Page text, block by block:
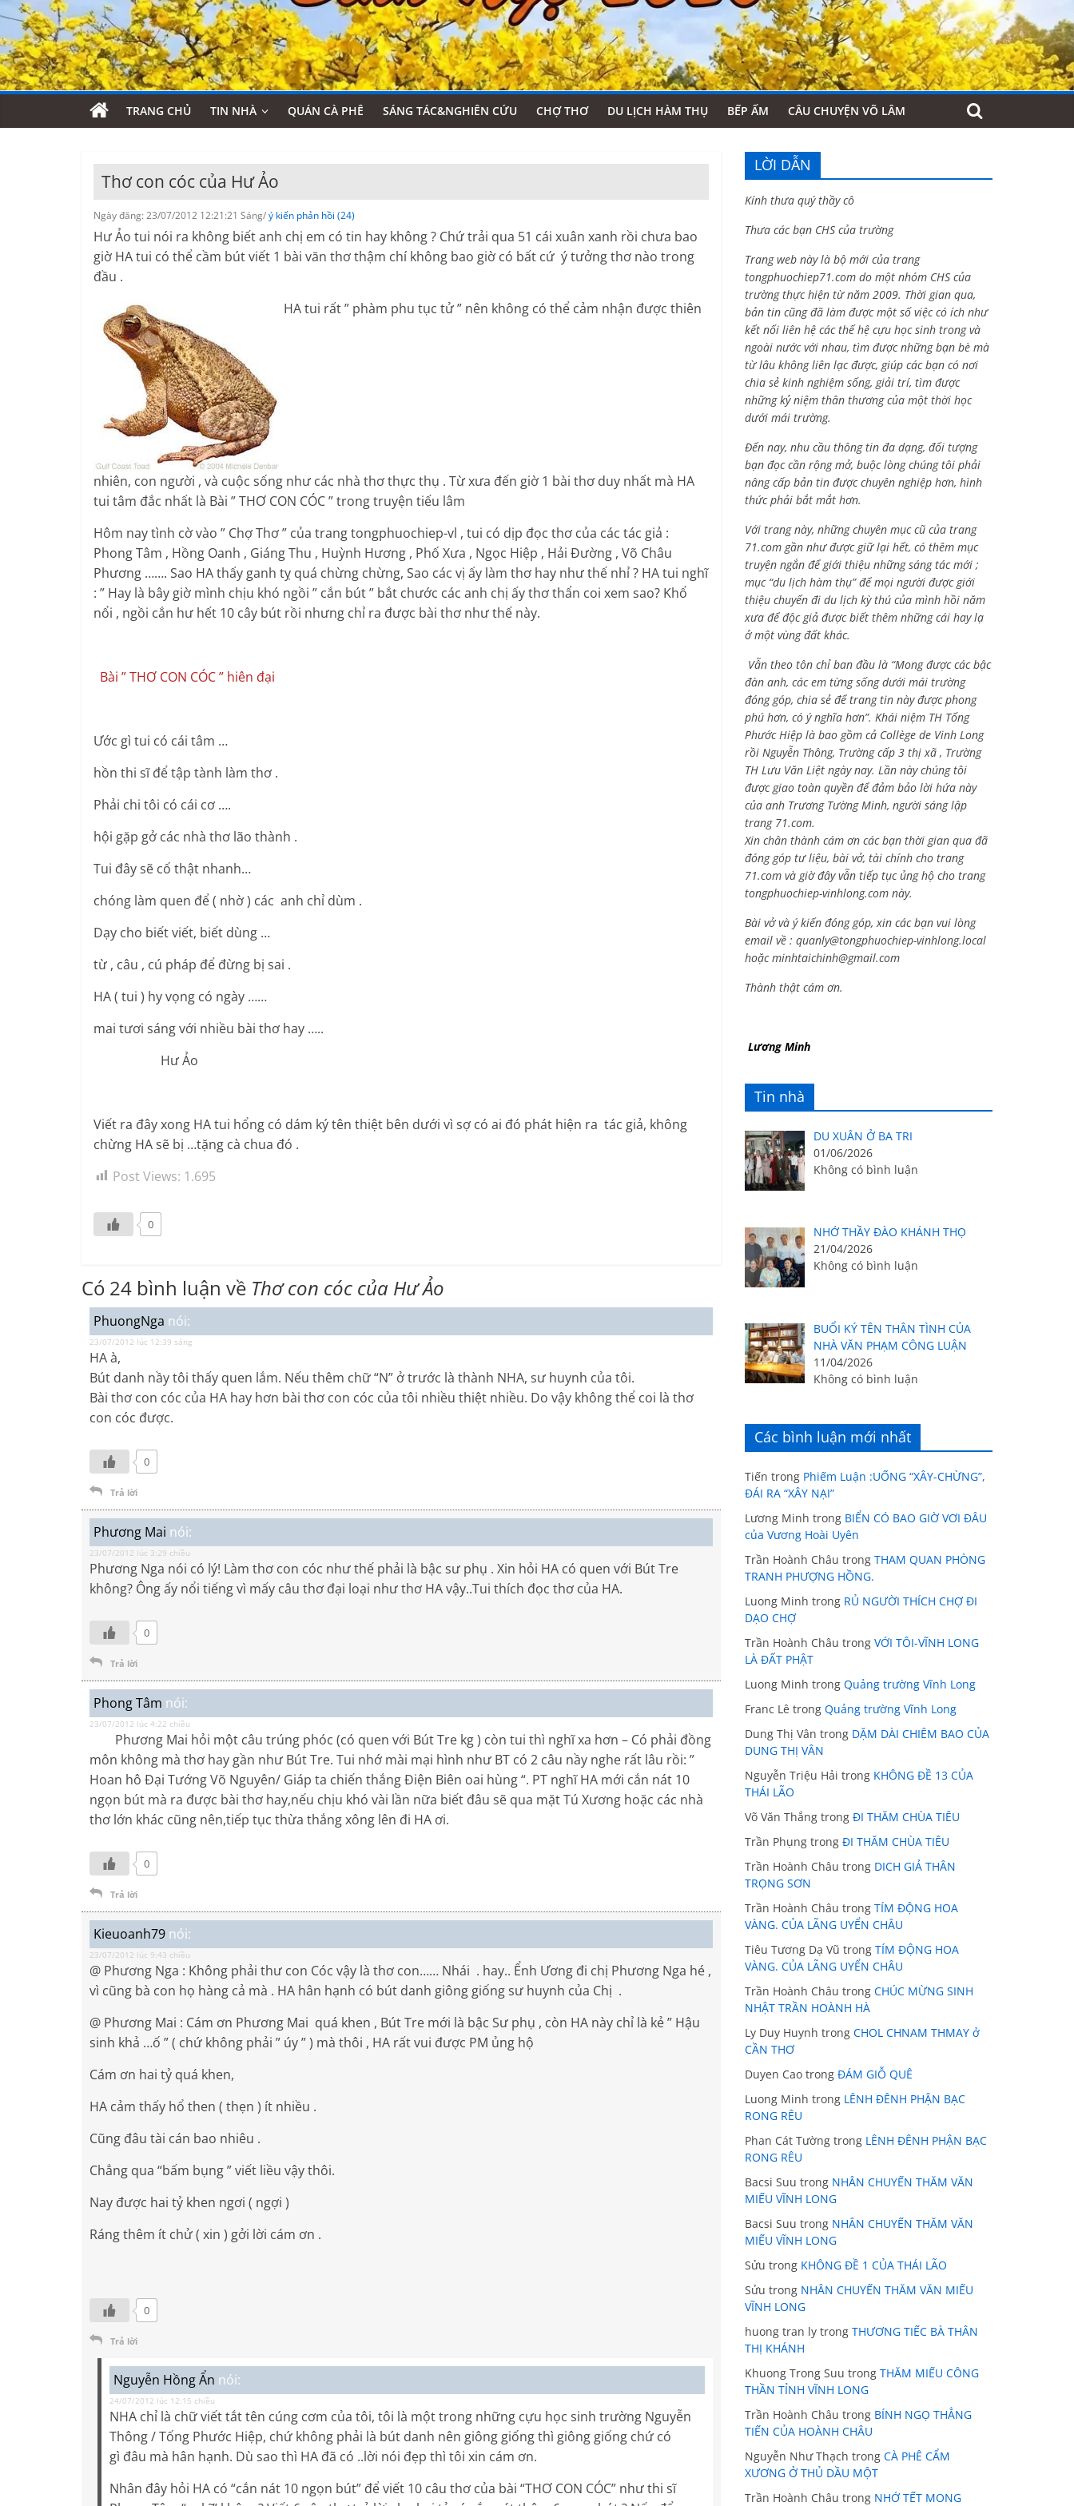
TRANG CHỦ TIN NHÀ QUÁN CÀ PHÊ SÁNG TÁC&NGHIÊN CỨU CHỢ THƠ DU LỊCH HÀM THỤ BẾP ẤM CÂU CHUYỆN VÕ LÂM
Thơ con cóc của Hư Ảo
Ngày đăng: 23/07/2012 12:21:21 Sáng/ý kiến phản hồi (24)
Hư Ảo tui nói ra không biết anh chị em có tin hay không ? Chứ trải qua 51 cái xuân xanh rồi chưa bao
giờ HA tui có thể cầm bút viết 1 bài văn thơ thậm chí không bao giờ có bất cứ ý tưởng thơ nào trong
đầu .
HA tui rất ” phàm phu tục tử ” nên không có thể cảm nhận được thiên
nhiên, con người , và cuộc sống như các nhà thơ thực thụ . Từ xưa đến giờ 1 bài thơ duy nhất mà HA
tui tâm đắc nhất là Bài ” THƠ CON CÓC ” trong truyện tiếu lâm
Hôm nay tình cờ vào ” Chợ Thơ ” của trang tongphuochiep-vl , tui có dịp đọc thơ của các tác giả :
Phong Tâm , Hồng Oanh , Giáng Thu , Huỳnh Hương , Phố Xưa , Ngọc Hiệp , Hải Đường , Võ Châu
Phương ……. Sao HA thấy ganh tỵ quá chừng chừng, Sao các vị ấy làm thơ hay như thế nhỉ ? HA tui nghĩ
: ” Hay là bây giờ mình chịu khó ngồi ” cắn bút ” bắt chước các anh chị ấy thơ thẩn coi xem sao? Khổ
nổi , ngồi cắn hư hết 10 cây bút rồi nhưng chỉ ra được bài thơ như thế này.
Bài ” THƠ CON CÓC ” hiên đại
Ước gì tui có cái tâm …
hồn thi sĩ để tập tành làm thơ .
Phải chi tôi có cái cơ ….
hội gặp gở các nhà thơ lão thành .
Tui đây sẽ cố thật nhanh…
chóng làm quen để ( nhờ ) các anh chỉ dùm .
Dạy cho biết viết, biết dùng …
từ , câu , cú pháp để đừng bị sai .
HA ( tui ) hy vọng có ngày ……
mai tươi sáng với nhiều bài thơ hay …..
Hư Ảo
Viết ra đây xong HA tui hổng có dám ký tên thiệt bên dưới vì sợ có ai đó phát hiện ra tác giả, không
chừng HA sẽ bị …tặng cà chua đó .
Post Views: 1.695
0
Có 24 bình luận về Thơ con cóc của Hư Ảo
PhuongNga nói:
23/07/2012 lúc 12:39 sáng
HA à,
Bút danh nầy tôi thấy quen lắm. Nếu thêm chữ “N” ở trước là thành NHA, sư huynh của tôi.
Bài thơ con cóc của HA hay hơn bài thơ con cóc của tôi nhiều thiệt nhiều. Do vậy không thể coi là thơ
con cóc được.
0
Trả lời
Phương Mai nói:
23/07/2012 lúc 3:29 chiều
Phương Nga nói có lý! Làm thơ con cóc như thế phải là bậc sư phụ . Xin hỏi HA có quen với Bút Tre
không? Ông ấy nổi tiếng vì mấy câu thơ đại loại như thơ HA vậy..Tui thích đọc thơ của HA.
0
Trả lời
Phong Tâm nói:
23/07/2012 lúc 4:22 chiều
Phương Mai hỏi một câu trúng phóc (có quen với Bút Tre kg ) còn tui thì nghĩ xa hơn – Có phải đồng
môn không mà thơ hay gần như Bút Tre. Tui nhớ mài mại hình như BT có 2 câu nầy nghe rất lâu rồi: ”
Hoan hô Đại Tướng Võ Nguyên/ Giáp ta chiến thắng Điện Biên oai hùng “. PT nghĩ HA mới cắn nát 10
ngọn bút mà ra được bài thơ hay,nếu chịu khó vài lần nữa biết đâu sẽ qua mặt Tú Xương hoặc các nhà
thơ lớn khác cũng nên,tiếp tục thừa thắng xông lên đi HA ơi.
0
Trả lời
Kieuoanh79 nói:
23/07/2012 lúc 9:43 chiều
@ Phương Nga : Không phải thư con Cóc vậy là thơ con…… Nhái . hay.. Ểnh Ương đi chị Phương Nga hé ,
vì cũng bà con họ hàng cả mà . HA hân hạnh có bút danh giông giống sư huynh của Chị .
@ Phương Mai : Cám ơn Phương Mai quá khen , Bút Tre mới là bậc Sư phụ , còn HA này chỉ là kẻ ” Hậu
sinh khả …ố ” ( chứ không phải ” úy ” ) mà thôi , HA rất vui được PM ủng hộ
Cám ơn hai tỷ quá khen,
HA cảm thấy hổ then ( thẹn ) ít nhiều .
Cũng đâu tài cán bao nhiêu .
Chẳng qua “bấm bụng ” viết liều vậy thôi.
Nay được hai tỷ khen ngơi ( ngợi )
Ráng thêm ít chử ( xin ) gởi lời cám ơn .
0
Trả lời
Nguyễn Hồng Ẩn nói:
24/07/2012 lúc 12:15 chiều
NHA chỉ là chữ viết tắt tên cúng cơm của tôi, tôi là một trong những cựu học sinh trường Nguyễn
Thông / Tống Phước Hiệp, chứ không phải là bút danh nên giông giống thì giông giống chứ có
gì đâu mà hân hạnh. Dù sao thì HA đã có ..lời nói đẹp thì tôi xin cám ơn.
Nhân đây hỏi HA có “cắn nát 10 ngọn bút” để viết 10 câu thơ của bài “THƠ CON CÓC” như thi sĩ
LỜI DẪN
Kính thưa quý thầy cô
Thưa các bạn CHS của trường
Trang web này là bộ mới của trang
tongphuochiep71.com do một nhóm CHS của
trường thực hiện từ năm 2009. Thời gian qua,
bản tin cũng đã làm được một số việc có ích như
kết nối liên hệ các thế hệ cựu học sinh trong và
ngoài nước với nhau, tìm được những bạn bè mà
từ lâu không liên lạc được, giúp các bạn có nơi
chia sẻ kinh nghiệm sống, giải trí, tìm được
những kỷ niệm thân thương của một thời học
dưới mái trường.
Đến nay, nhu cầu thông tin đa dạng, đối tượng
bạn đọc cần rộng mở, buộc lòng chúng tôi phải
nâng cấp bản tin được chuyên nghiệp hơn, hình
thức phải bắt mắt hơn.
Với trang này, những chuyên mục cũ của trang
71.com gần như được giữ lại hết, có thêm mục
truyện ngắn để giới thiệu những sáng tác mới ;
mục “du lịch hàm thụ” để mọi người được giới
thiệu chuyến đi du lịch kỳ thú của mình hồi năm
xưa để độc giả được biết thêm những cái hay lạ
ở một vùng đất khác.
Vẫn theo tôn chỉ ban đầu là “Mong được các bậc
đàn anh, các em từng sống dưới mái trường
đóng góp, chia sẻ để trang tin này được phong
phú hơn, có ý nghĩa hơn”. Khái niệm TH Tống
Phước Hiệp là bao gồm cả Collège de Vinh Long
rồi Nguyễn Thông, Trường cấp 3 thị xã , Trường
TH Lưu Văn Liệt ngày nay. Lần này chúng tôi
được giao toàn quyền để đảm bảo lời hứa này
của anh Trương Tường Minh, người sáng lập
trang 71.com.
Xin chân thành cám ơn các bạn thời gian qua đã
đóng góp tư liệu, bài vở, tài chính cho trang
71.com và giờ đây vẫn tiếp tục ủng hộ cho trang
tongphuochiep-vinhlong.com này.
Bài vở và ý kiến đóng góp, xin các bạn vui lòng
email về : quanly@tongphuochiep-vinhlong.local
hoặcminhtaichinh@gmail.com
Thành thật cám ơn.
Lương Minh
Tin nhà
DU XUÂN Ở BA TRI
01/06/2026
Không có bình luận
NHỚ THẦY ĐÀO KHÁNH THỌ
21/04/2026
Không có bình luận
BUỔI KÝ TÊN THÂN TÌNH CỦA
NHÀ VĂN PHẠM CÔNG LUẬN
11/04/2026
Không có bình luận
Các bình luận mới nhất
Tiến trong Phiếm Luận :UỐNG “XÂY-CHỪNG”,
ĐÁI RA “XÂY NẠI”
Lương Minh trong BIỂN CÓ BAO GIỜ VƠI ĐÂU
của Vương Hoài Uyên
Trần Hoành Châu trong THAM QUAN PHÒNG
TRANH PHƯỢNG HỒNG.
Luong Minh trong RỦ NGƯỜI THÍCH CHỢ ĐI
DẠO CHỢ
Trần Hoành Châu trong VỚI TÔI-VĨNH LONG
LÀ ĐẤT PHẬT
Luong Minh trong Quảng trường Vĩnh Long
Franc Lê trong Quảng trường Vĩnh Long
Dung Thị Vân trong DẶM DÀI CHIÊM BAO CỦA
DUNG THỊ VÂN
Nguyễn Triệu Hải trong KHÔNG ĐỀ 13 CỦA
THÁI LÃO
Võ Văn Thắng trong ĐI THĂM CHÙA TIÊU
Trần Phụng trong ĐI THĂM CHÙA TIÊU
Trần Hoành Châu trong DICH GIẢ THÂN
TRỌNG SƠN
Trần Hoành Châu trong TÍM ĐỘNG HOA
VÀNG. CỦA LÃNG UYỂN CHÂU
Tiêu Tương Dạ Vũ trong TÍM ĐỘNG HOA
VÀNG. CỦA LÃNG UYỂN CHÂU
Trần Hoành Châu trong CHÚC MỪNG SINH
NHẬT TRẦN HOÀNH HÀ
Ly Duy Huynh trong CHOL CHNAM THMAY ở
CẦN THƠ
Duyen Cao trong ĐÁM GIỖ QUÊ
Luong Minh trong LÊNH ĐÊNH PHẬN BẠC
RONG RÊU
Phan Cát Tường trong LÊNH ĐÊNH PHẬN BẠC
RONG RÊU
Bacsi Suu trong NHÂN CHUYẾN THĂM VĂN
MIẾU VĨNH LONG
Bacsi Suu trong NHÂN CHUYẾN THĂM VĂN
MIẾU VĨNH LONG
Sửu trong KHÔNG ĐỀ 1 CỦA THÁI LÃO
Sửu trong NHÂN CHUYẾN THĂM VĂN MIẾU
VĨNH LONG
huong tran ly trong THƯƠNG TIẾC BÀ THÂN
THỊ KHÁNH
Khuong Trong Suu trong THĂM MIẾU CÔNG
THẦN TỈNH VĨNH LONG
Trần Hoành Châu trong BÍNH NGỌ THẲNG
TIẾN CỦA HOÀNH CHÂU
Nguyễn Như Thạch trong CÀ PHÊ CẨM
XƯƠNG Ở THỦ DẦU MỘT
Trần Hoành Châu trong NHỚ TẾT MONG